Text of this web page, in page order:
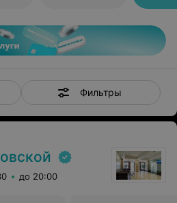
Фильтры
до 20:00